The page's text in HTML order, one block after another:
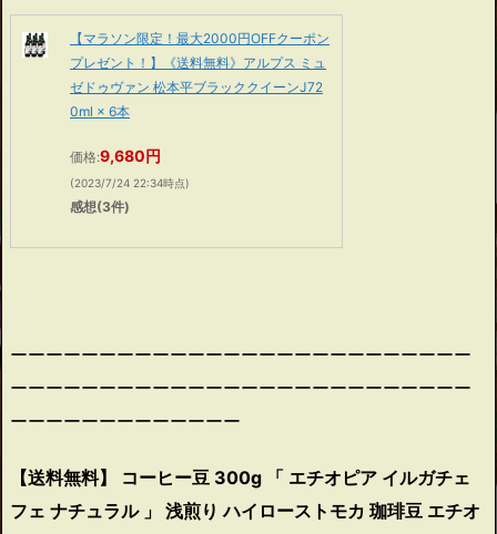
【マラソン限定！最大2000円OFFクーポン
プレゼント！】《送料無料》アルプス ミュ
ゼドゥヴァン 松本平ブラッククイーンJ72
0ml × 6本
価格:9,680円
(2023/7/24 22:34時点)
感想(3件)
ーーーーーーーーーーーーーーーーーーーーーーーーーー
ーーーーーーーーーーーーーーーーーーーーーーーーーー
ーーーーーーーーーーーーー
【送料無料】 コーヒー豆 300g 「 エチオピア イルガチェ
フェ ナチュラル 」 浅煎り ハイローストモカ 珈琲豆 エチオ